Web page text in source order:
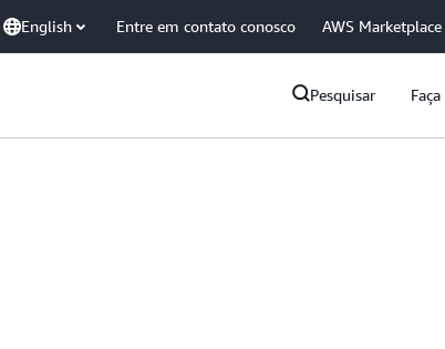
English Entre em contato conosco AWS Marketplace
Pesquisar